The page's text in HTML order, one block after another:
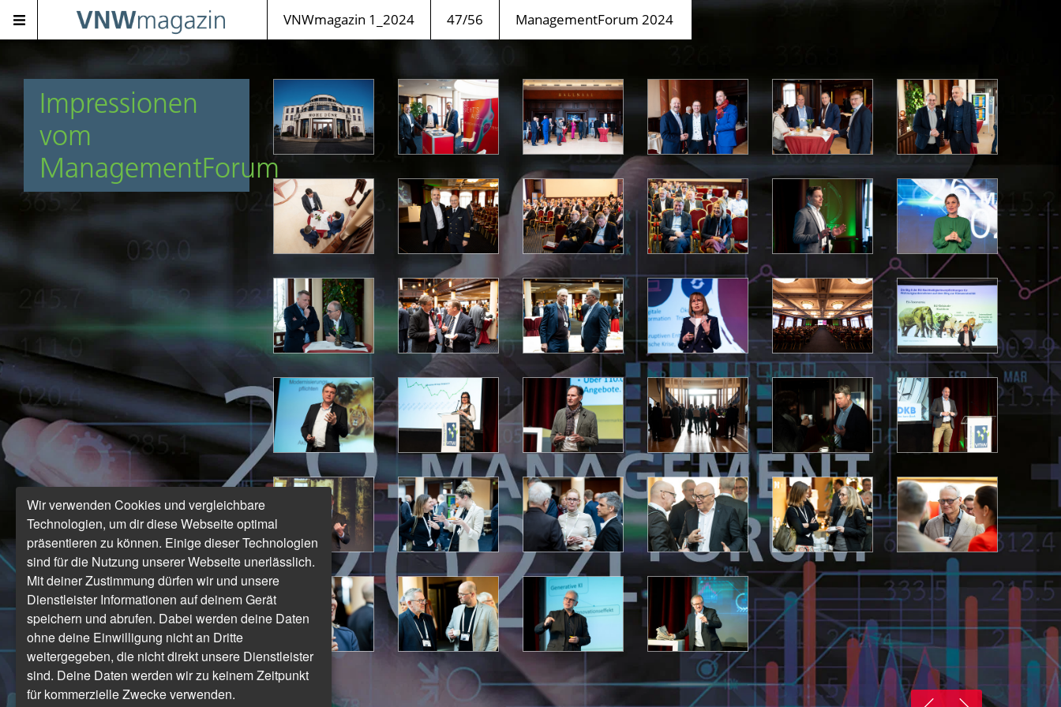
VNWmagazin 1_2024 47/56 ManagementForum 2024
Impressionen
vom
ManagementForum
Wir verwenden Cookies und vergleichbare
Technologien, um dir diese Webseite optimal
präsentieren zu können. Einige dieser Technologien
sind für die Nutzung unserer Webseite unerlässlich.
Mit deiner Zustimmung dürfen wir und unsere
Dienstleister Informationen auf deinem Gerät
speichern und abrufen. Dabei werden deine Daten
ohne deine Einwilligung nicht an Dritte
weitergegeben, die nicht direkt unsere Dienstleister
sind. Deine Daten werden wir zu keinem Zeitpunkt
für kommerzielle Zwecke verwenden.